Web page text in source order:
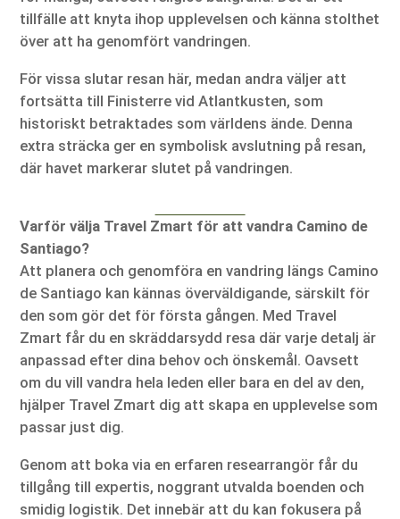
tillfälle att knyta ihop upplevelsen och känna stolthet
över att ha genomfört vandringen.
För vissa slutar resan här, medan andra väljer att
fortsätta till Finisterre vid Atlantkusten, som
historiskt betraktades som världens ände. Denna
extra sträcka ger en symbolisk avslutning på resan,
där havet markerar slutet på vandringen.
Varför välja Travel Zmart för att vandra Camino de
Santiago?
Att planera och genomföra en vandring längs Camino
de Santiago kan kännas överväldigande, särskilt för
den som gör det för första gången. Med Travel
Zmart får du en skräddarsydd resa där varje detalj är
anpassad efter dina behov och önskemål. Oavsett
om du vill vandra hela leden eller bara en del av den,
hjälper Travel Zmart dig att skapa en upplevelse som
passar just dig.
Genom att boka via en erfaren researrangör får du
tillgång till expertis, noggrant utvalda boenden och
smidig logistik. Det innebär att du kan fokusera på